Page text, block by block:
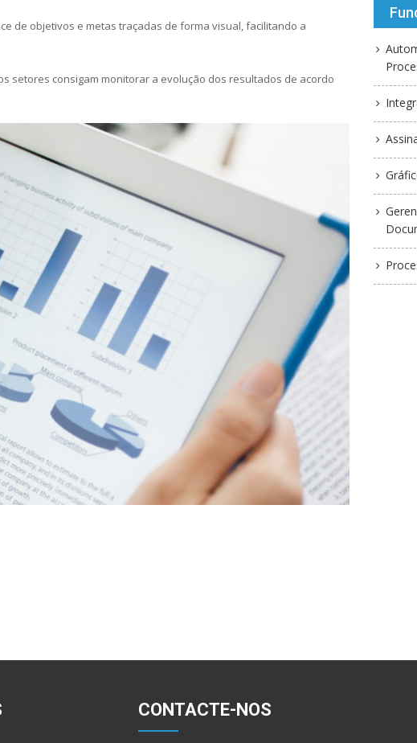
de objetivos e metas traçadas de forma visual, facilitando a
setores consigam monitorar a evolução dos resultados de acordo
CONTACTE-NOS